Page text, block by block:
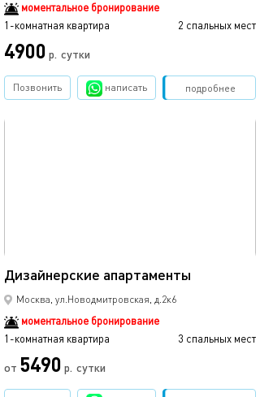
моментальное бронирование
1-комнатная квартира
2 спальных мест
4900 р. сутки
подробнее
Позвонить написать Забронировать
Дизайнерские апартаменты
Москва, ул.Новодмитровская, д.2к6
моментальное бронирование
1-комнатная квартира
3 спальных мест
от 5490 р. сутки